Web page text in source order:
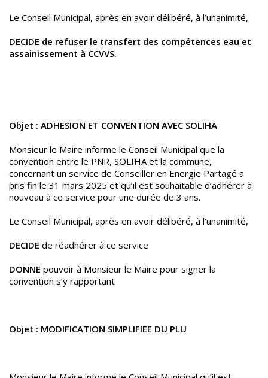
Le Conseil Municipal, après en avoir délibéré, à l’unanimité,
DECIDE de refuser le transfert des compétences eau et
assainissement à CCVVS.
Objet : ADHESION ET CONVENTION AVEC SOLIHA
Monsieur le Maire informe le Conseil Municipal que la
convention entre le PNR, SOLIHA et la commune,
concernant un service de Conseiller en Energie Partagé a
pris fin le 31 mars 2025 et qu’il est souhaitable d’adhérer à
nouveau à ce service pour une durée de 3 ans.
Le Conseil Municipal, après en avoir délibéré, à l’unanimité,
DECIDE de réadhérer à ce service
DONNE pouvoir à Monsieur le Maire pour signer la
convention s’y rapportant
Objet : MODIFICATION SIMPLIFIEE DU PLU